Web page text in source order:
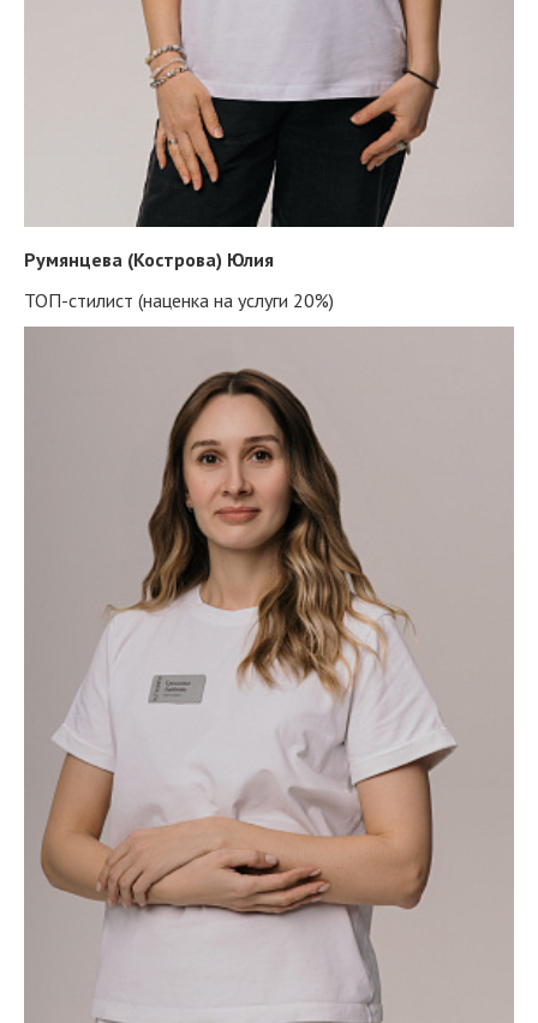
Румянцева (Кострова) Юлия
ТОП-стилист (наценка на услуги 20%)